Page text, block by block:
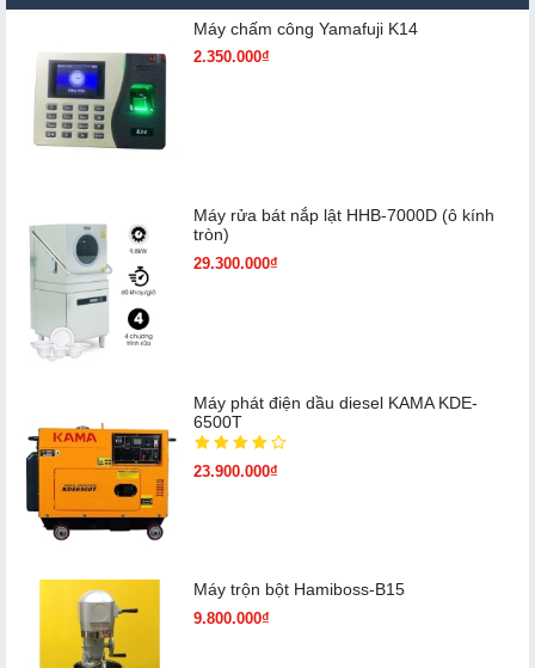
Máy chấm cô​ng Yamafuji K14
2.350.000₫
Máy rửa bát nắp lật HHB-7000D (ô kính
tròn)
29.300.000₫
Máy phát điện dầu diesel KAMA KDE-
6500T
23.900.000₫
Máy trộn bột Hamiboss-B15
9.800.000₫